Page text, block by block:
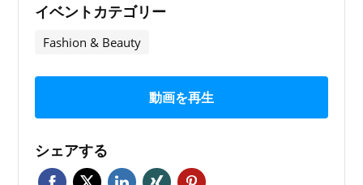
イベントカテゴリー
Fashion & Beauty
動画を再生
シェアする